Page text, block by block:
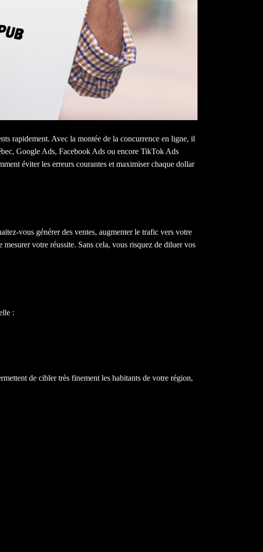
rapidement. Avec la montée de la concurrence en ligne, il
Google Ads, Facebook Ads ou encore TikTok Ads
éviter les erreurs courantes et maximiser chaque dollar
vous générer des ventes, augmenter le trafic vers votre
votre réussite. Sans cela, vous risquez de diluer vos
:
de cibler très finement les habitants de votre région,